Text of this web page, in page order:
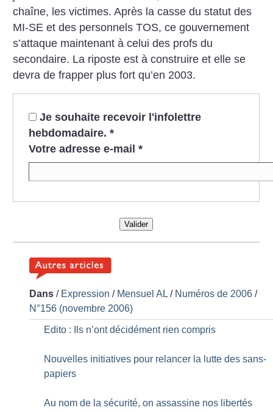
chaîne, les victimes.Après la casse du statut des
MI-SE et des personnels TOS, ce gouvernement
s’attaque maintenant à celui des profs du
secondaire. La riposte est à construire et elle se
devra de frapper plus fort qu’en 2003.
Je souhaite recevoir l'infolettre
hebdomadaire. *
Votre adresse e-mail *
Valider
Dans / Expression / Mensuel AL / Numéros de 2006 /
N°156 (novembre 2006)
Edito : Ils n’ont décidément rien compris
Nouvelles initiatives pour relancer la lutte des sans-
papiers
Au nom de la sécurité, on assassine nos libertés